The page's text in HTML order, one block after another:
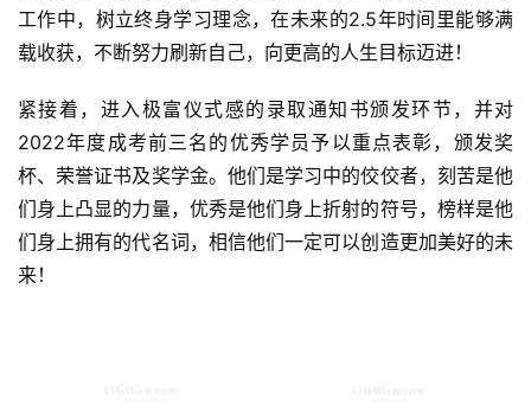
工作中，树立终身学习理念，在未来的2.5年时间里能够满
载收获，不断努力刷新自己，向更高的人生目标迈进！
紧接着，进入极富仪式感的录取通知书颁发环节，并对
2022年度成考前三名的优秀学员予以重点表彰，颁发奖
杯、荣誉证书及奖学金。他们是学习中的佼佼者，刻苦是他
们身上凸显的力量，优秀是他们身上折射的符号，榜样是他
们身上拥有的代名词，相信他们一定可以创造更加美好的未
来！